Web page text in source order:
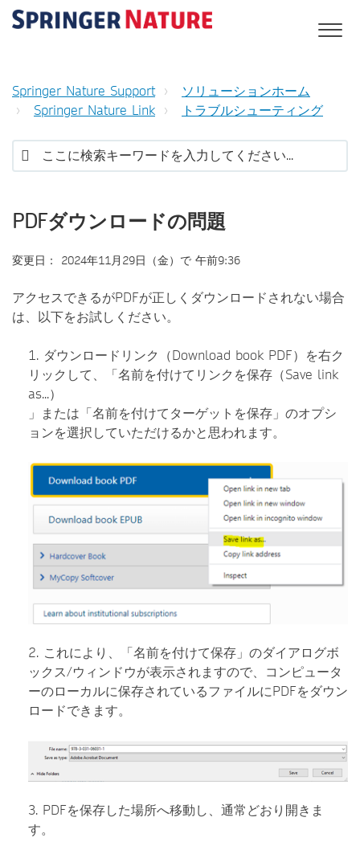
Springer Nature Support
ソリューションホーム
Springer Nature Link
トラブルシューティング
PDFダウンロードの問題
変更日： 2024年11月29日（金）で 午前9:36
アクセスできるがPDFが正しくダウンロードされない場合
は、以下をお試しください。
1. ダウンロードリンク（Download book PDF）を右ク
リックして、「名前を付けてリンクを保存（Save link
as...）
」または「名前を付けてターゲットを保存」のオプシ
ョンを選択していただけるかと思われます。
2. これにより、「名前を付けて保存」のダイアログボ
ックス/ウィンドウが表示されますので、コンピュータ
ーのローカルに保存されているファイルにPDFをダウン
ロードできます。
3. PDFを保存した場所へ移動し、通常どおり開きま
す。